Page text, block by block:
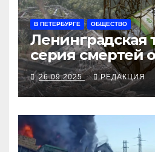
В ПЕТЕРБУРГЕ ОБЩЕСТВО
Ленинградская
серия смертей
алкосуррогата
26.09.2025 РЕДАКЦИЯ